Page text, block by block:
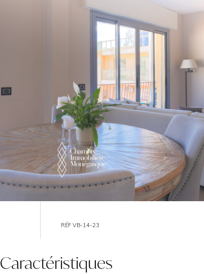
RÉF VB-14-23
Caractéristiques